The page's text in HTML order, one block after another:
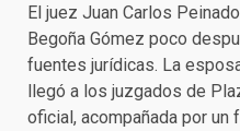
El juez Juan Carlos
Begoña Gómez poco
fuentes jurídicas. La
llegó a los juzgados de
oficial, acompañada por